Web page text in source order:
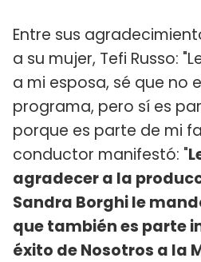
Entre sus
a su mujer, Tefi Russo:
a mi esposa, sé que no
programa, pero sí es
porque es parte de mi
conductor manifestó: "
agradecer a la
Sandra Borghi le
que también es parte
éxito de Nosotros a la